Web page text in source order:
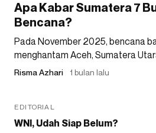
Apa Kabar Sumatera 7
Bencana?
Pada November 2025, bencana
menghantam Aceh, Sumatera
Risma Azhari 1 bulan lalu
EDITORIAL
WNI, Udah Siap Belum?